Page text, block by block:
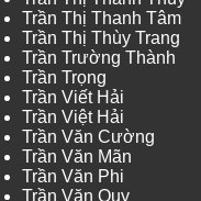
Trần Thị Thanh Tâm
Trần Thị Thùy Trang
Trần Trường Thành
Trần Trọng
Trần Viết Hải
Trần Việt Hải
Trần Văn Cường
Trần Văn Mãn
Trần Văn Phi
Trần Văn Quy